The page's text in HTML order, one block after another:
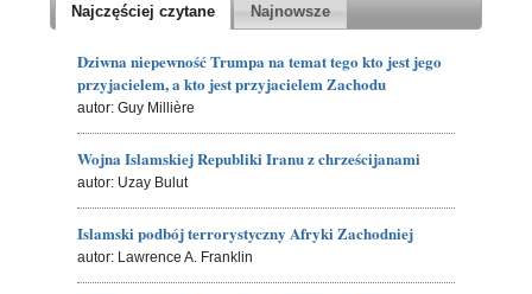
Najczęściej czytane Najnowsze
Dziwna niepewność Trumpa na temat tego kto jest jego
przyjacielem, a kto jest przyjacielem Zachodu
autor: Guy Millière
Wojna Islamskiej Republiki Iranu z chrześcijanami
autor: Uzay Bulut
Islamski podbój terrorystyczny Afryki Zachodniej
autor: Lawrence A. Franklin